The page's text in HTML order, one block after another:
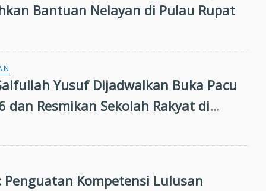
Bantuan Nelayan di Pulau Rupat
Yusuf Dijadwalkan Buka Pacu
dan Resmikan Sekolah Rakyat di
Penguatan Kompetensi Lulusan